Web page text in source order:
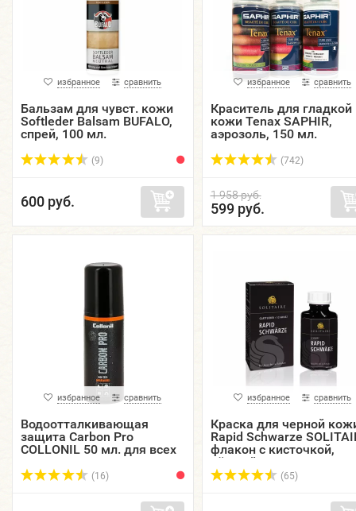
избранное сравнить
Бальзам для чувст. кожи
Softleder Balsam BUFALO,
спрей, 100 мл.
(9)
600 руб.
избранное сравнить
Краситель для гладкой
кожи Tenax SAPHIR,
аэрозоль, 150 мл.
(742)
1 958 руб.
599 руб.
избранное сравнить
Водоотталкивающая
защита Carbon Pro
COLLONIL 50 мл. для всех
материалов, аэрозоль.
(16)
избранное сравнить
Краска для черной
Rapid Schwarze
флакон с кисточкой,
чёрный, 50 мл.
(65)